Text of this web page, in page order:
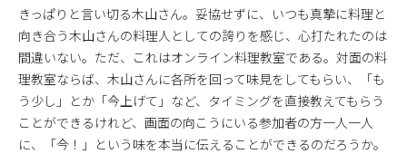
きっぱりと言い切る木山さん。妥協せずに、いつも真摯に料理と
向き合う木山さんの料理人としての誇りを感じ、心打たれたのは
間違いない。ただ、これはオンライン料理教室である。対面の料
理教室ならば、木山さんに各所を回って味見をしてもらい、「も
う少し」とか「今上げて」など、タイミングを直接教えてもらう
ことができるけれど、画面の向こうにいる参加者の方一人一人
に、「今！」という味を本当に伝えることができるのだろうか。